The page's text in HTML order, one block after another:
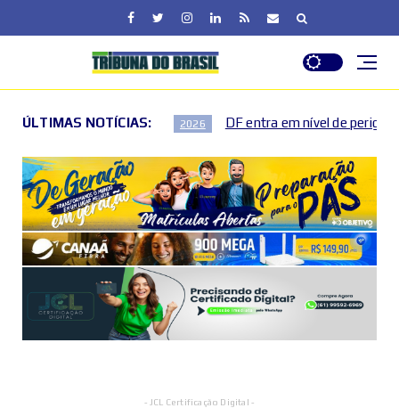
ÚLTIMAS NOTÍCIAS:
2026 DF entra em nível de perigo por baixa umidade do ar
- JCL Certificação Digital -